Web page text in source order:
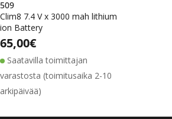
509
Clim8 7.4 V x 3000 mah lithium
ion Battery
Normaalihinta
65,00€
Saatavilla toimittajan
varastosta (toimitusaika 2-10
arkipäivää)